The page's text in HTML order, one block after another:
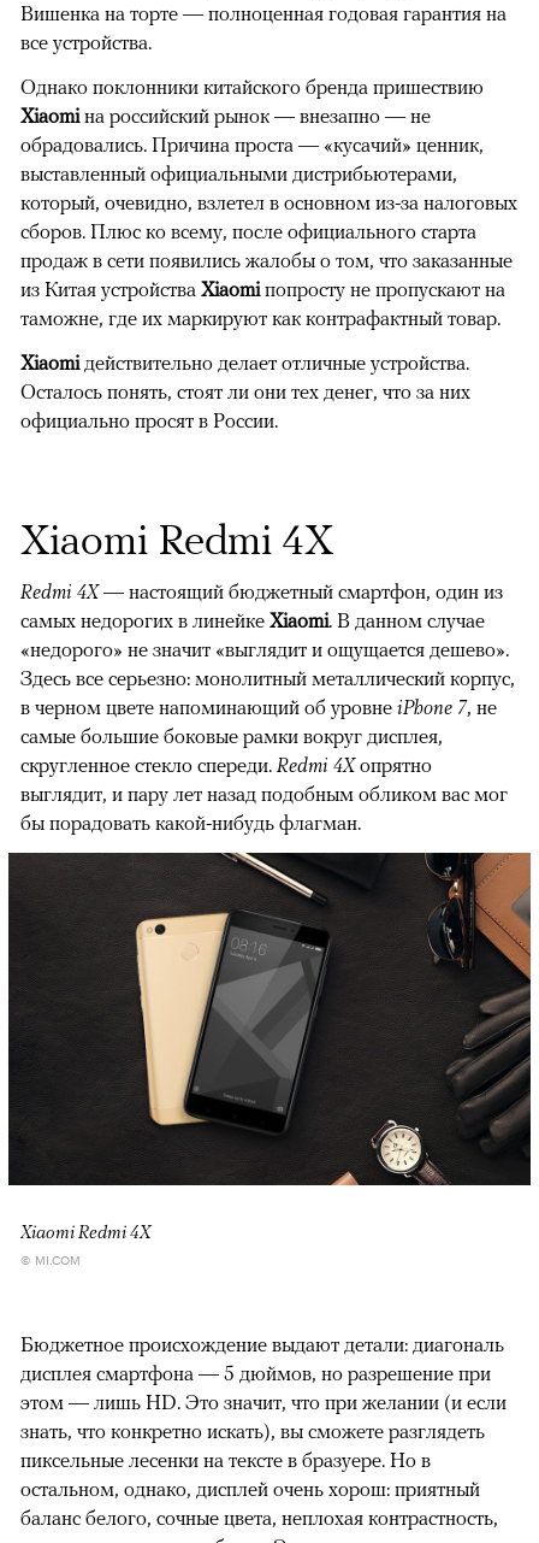
Вишенка на торте — полноценная годовая гарантия на
все устройства.
Однако поклонники китайского бренда пришествию
Xiaomiна российский рынок — внезапно — не
обрадовались. Причина проста — «кусачий» ценник,
выставленный официальными дистрибьютерами,
который, очевидно, взлетел в основном из-за налоговых
сборов. Плюс ко всему, после официального старта
продаж в сети появились жалобы о том, что заказанные
из Китая устройства Xiaomiпопросту не пропускают на
таможне, где их маркируют как контрафактный товар.
Xiaomiдействительно делает отличные устройства.
Осталось понять, стоят ли они тех денег, что за них
официально просят в России.
Xiaomi Redmi 4X
Redmi 4X— настоящий бюджетный смартфон, один из
самых недорогих в линейке Xiaomi. В данном случае
«недорого» не значит «выглядит и ощущается дешево».
Здесь все серьезно: монолитный металлический корпус,
в черном цвете напоминающий об уровне iPhone 7, не
самые большие боковые рамки вокруг дисплея,
скругленное стекло спереди. Redmi 4Xопрятно
выглядит, и пару лет назад подобным обликом вас мог
бы порадовать какой-нибудь флагман.
Xiaomi Redmi 4X
© MI.COM
Бюджетное происхождение выдают детали: диагональ
дисплея смартфона — 5 дюймов, но разрешение при
этом — лишь HD. Это значит, что при желании (и если
знать, что конкретно искать), вы сможете разглядеть
пиксельные лесенки на тексте в бразуере. Но в
остальном, однако, дисплей очень хорош: приятный
баланс белого, сочные цвета, неплохая контрастность,